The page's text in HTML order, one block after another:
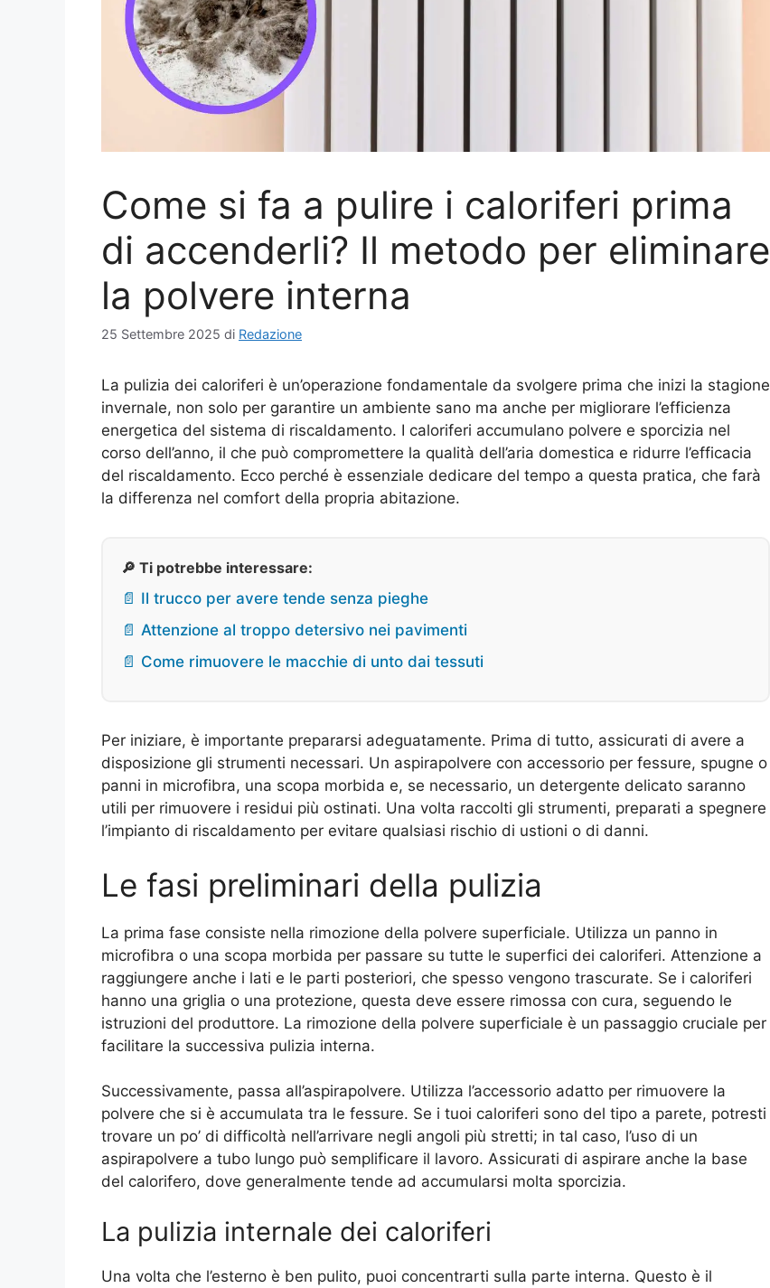
Come si fa a pulire i caloriferi prima
di accenderli? Il metodo per eliminare
la polvere interna
25 Settembre 2025 di Redazione
La pulizia dei caloriferi è un’operazione fondamentale da svolgere prima che inizi la stagione
invernale, non solo per garantire un ambiente sano ma anche per migliorare l’efficienza
energetica del sistema di riscaldamento. I caloriferi accumulano polvere e sporcizia nel
corso dell’anno, il che può compromettere la qualità dell’aria domestica e ridurre l’efficacia
del riscaldamento. Ecco perché è essenziale dedicare del tempo a questa pratica, che farà
la differenza nel comfort della propria abitazione.
🔎 Ti potrebbe interessare:
📄 Il trucco per avere tende senza pieghe
📄 Attenzione al troppo detersivo nei pavimenti
📄 Come rimuovere le macchie di unto dai tessuti
Per iniziare, è importante prepararsi adeguatamente. Prima di tutto, assicurati di avere a
disposizione gli strumenti necessari. Un aspirapolvere con accessorio per fessure, spugne o
panni in microfibra, una scopa morbida e, se necessario, un detergente delicato saranno
utili per rimuovere i residui più ostinati. Una volta raccolti gli strumenti, preparati a spegnere
l’impianto di riscaldamento per evitare qualsiasi rischio di ustioni o di danni.
Le fasi preliminari della pulizia
La prima fase consiste nella rimozione della polvere superficiale. Utilizza un panno in
microfibra o una scopa morbida per passare su tutte le superfici dei caloriferi. Attenzione a
raggiungere anche i lati e le parti posteriori, che spesso vengono trascurate. Se i caloriferi
hanno una griglia o una protezione, questa deve essere rimossa con cura, seguendo le
istruzioni del produttore. La rimozione della polvere superficiale è un passaggio cruciale per
facilitare la successiva pulizia interna.
Successivamente, passa all’aspirapolvere. Utilizza l’accessorio adatto per rimuovere la
polvere che si è accumulata tra le fessure. Se i tuoi caloriferi sono del tipo a parete, potresti
trovare un po’ di difficoltà nell’arrivare negli angoli più stretti; in tal caso, l’uso di un
aspirapolvere a tubo lungo può semplificare il lavoro. Assicurati di aspirare anche la base
del calorifero, dove generalmente tende ad accumularsi molta sporcizia.
La pulizia internale dei caloriferi
Una volta che l’esterno è ben pulito, puoi concentrarti sulla parte interna. Questo è il